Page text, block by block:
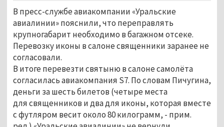
В пресс-службе авиакомпании «Уральские
авиалинии» пояснили, что переправлять
крупногабарит необходимо в багажном отсеке.
Перевозку иконы в салоне священники заранее не
согласовали.
В итоге перевезти святыню в салоне самолёта
согласилась авиакомпания S7. По словам Пичугина,
деньги за шесть билетов (четыре места
для священников и два для иконы, которая вместе
с футляром весит около 80 килограмм, - прим.